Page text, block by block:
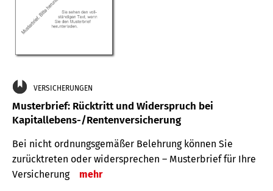
VERSICHERUNGEN
Musterbrief: Rücktritt und Widerspruch bei
Kapitallebens-/Rentenversicherung
Bei nicht ordnungsgemäßer Belehrung können Sie
zurücktreten oder widersprechen – Musterbrief für Ihre
Versicherung
mehr